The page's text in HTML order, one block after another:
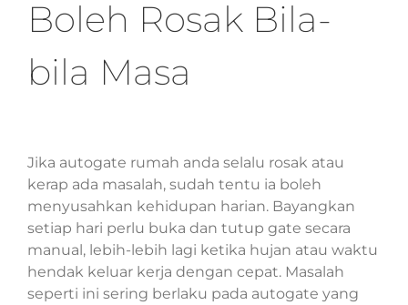
Boleh Rosak Bila-
bila Masa
Jika autogate rumah anda selalu rosak atau
kerap ada masalah, sudah tentu ia boleh
menyusahkan kehidupan harian. Bayangkan
setiap hari perlu buka dan tutup gate secara
manual, lebih-lebih lagi ketika hujan atau waktu
hendak keluar kerja dengan cepat. Masalah
seperti ini sering berlaku pada autogate yang